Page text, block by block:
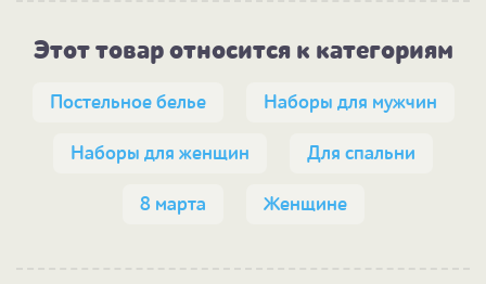
Этот товар относится к категориям
Постельное белье Наборы для мужчин
Наборы для женщин Для спальни
8 марта Женщине